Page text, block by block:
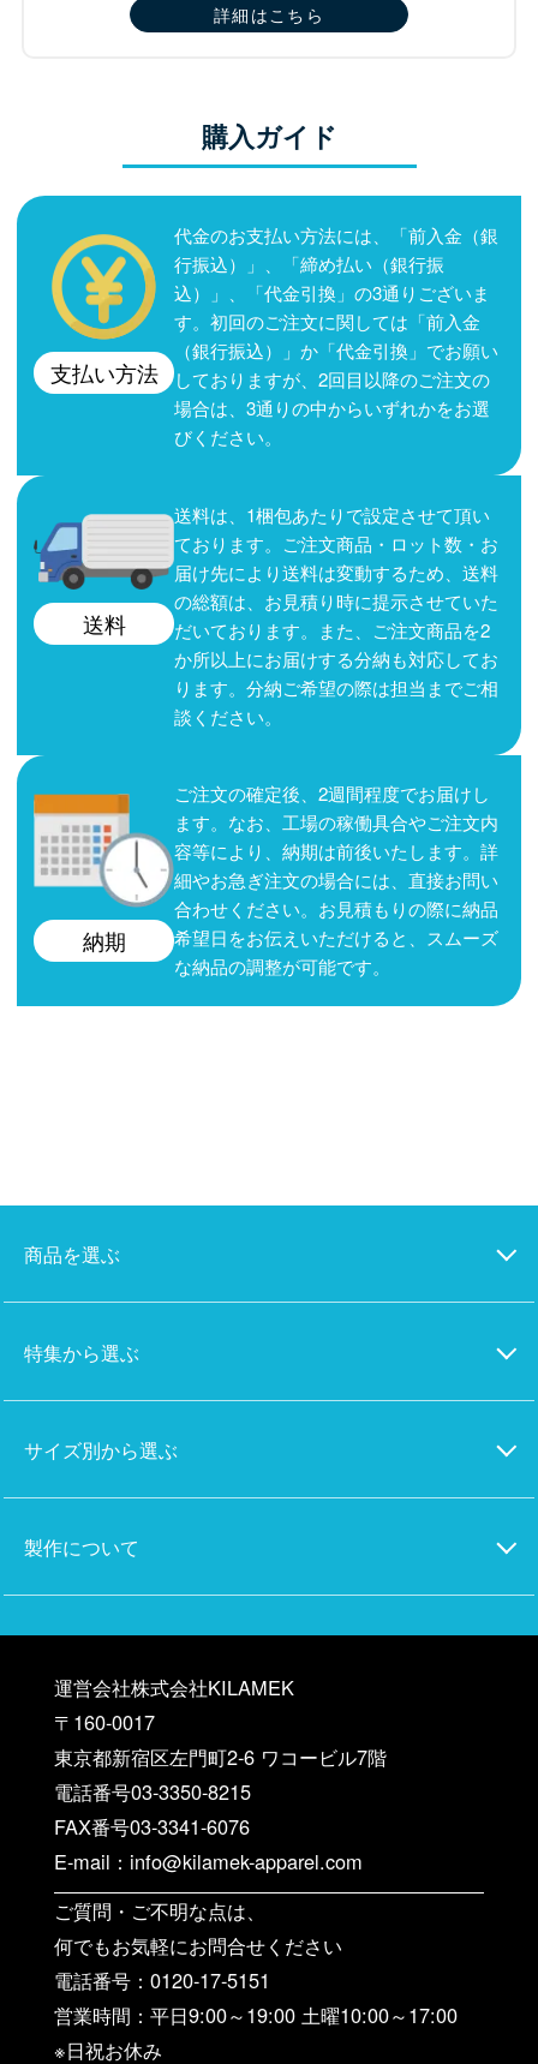
詳細はこちら
購入ガイド
支払い方法
代金のお支払い方法には、「前入金（銀
行振込）」、「締め払い（銀行振
込）」、「代金引換」の3通りございま
す。初回のご注文に関しては「前入金
（銀行振込）」か「代金引換」でお願い
しておりますが、2回目以降のご注文の
場合は、3通りの中からいずれかをお選
びください。
送料
送料は、1梱包あたりで設定させて頂い
ております。ご注文商品・ロット数・お
届け先により送料は変動するため、送料
の総額は、お見積り時に提示させていた
だいております。また、ご注文商品を2
か所以上にお届けする分納も対応してお
ります。分納ご希望の際は担当までご相
談ください。
納期
ご注文の確定後、2週間程度でお届けし
ます。なお、工場の稼働具合やご注文内
容等により、納期は前後いたします。詳
細やお急ぎ注文の場合には、直接お問い
合わせください。お見積もりの際に納品
希望日をお伝えいただけると、スムーズ
な納品の調整が可能です。
商品を選ぶ
特集から選ぶ
サイズ別から選ぶ
製作について
運営会社株式会社KILAMEK
〒160-0017
東京都新宿区左門町2-6 ワコービル7階
電話番号03-3350-8215
FAX番号03-3341-6076
E-mail：info@kilamek-apparel.com
ご質問・ご不明な点は、
何でもお気軽にお問合せください
電話番号：0120-17-5151
営業時間：平日9:00～19:00 土曜10:00～17:00
※日祝お休み